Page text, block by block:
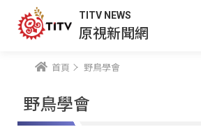
TITV NEWS
原視新聞網
首頁 野鳥學會
野鳥學會